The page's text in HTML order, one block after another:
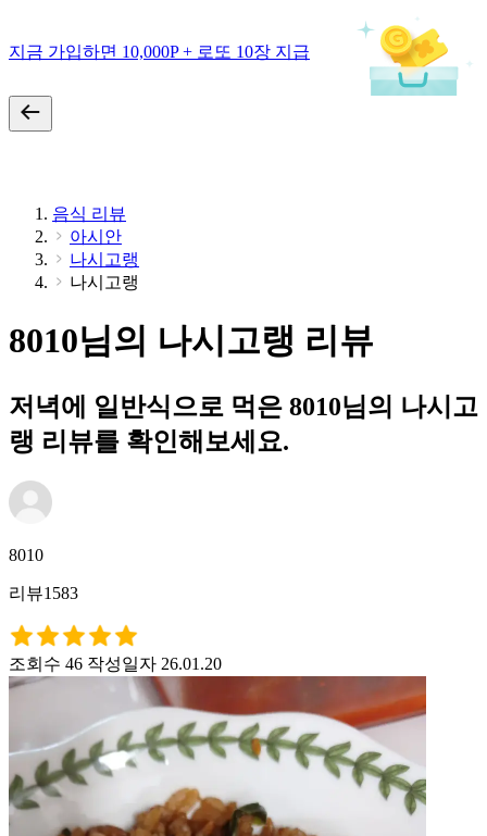
지금 가입하면 10,000P + 로또 10장 지급
음식 리뷰
아시안
나시고랭
나시고랭
8010님의 나시고랭 리뷰
저녁에 일반식으로 먹은 8010님의 나시고
랭 리뷰를 확인해보세요.
8010
리뷰1583
조회수 46 작성일자 26.01.20